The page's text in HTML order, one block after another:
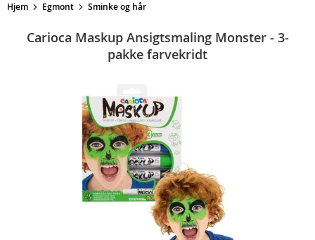
Hjem Egmont Sminke og hår
Carioca Maskup Ansigtsmaling Monster - 3-
pakke farvekridt